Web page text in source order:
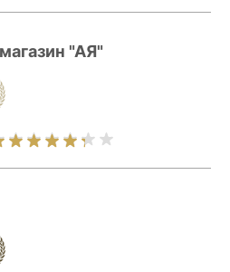
"АЯ"